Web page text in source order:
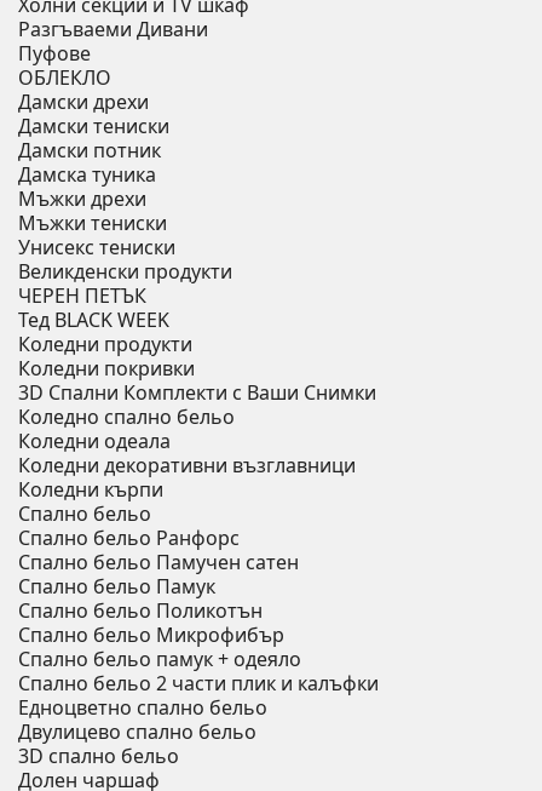
Разгъваеми Дивани
Пуфове
ОБЛЕКЛО
Дамски дрехи
Дамски тениски
Дамски потник
Дамска туника
Мъжки дрехи
Мъжки тениски
Унисекс тениски
Великденски продукти
ЧЕРЕН ПЕТЪК
Тед BLACK WEEK
Коледни продукти
Коледни покривки
3D Спални Комплекти с Ваши Снимки
Коледно спално бельо
Коледни одеала
Коледни декоративни възглавници
Коледни кърпи
Спално бельо
Спално бельо Ранфорс
Спално бельо Памучен сатен
Спално бельо Памук
Спално бельо Поликотън
Спално бельо Микрофибър
Спално бельо памук + одеяло
Спално бельо 2 части плик и калъфки
Eдноцветно спално бельо
Двулицево спално бельо
3D спално бельо
Долен чаршаф